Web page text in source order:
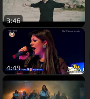
3:46
4:49